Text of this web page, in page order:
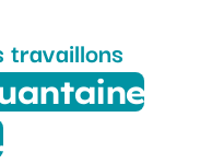
travaillons